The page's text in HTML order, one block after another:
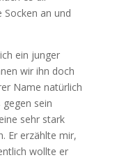
an und
ein junger
wir ihn doch
Name natürlich
sein
sehr stark
Er erzählte mir,
wollte er